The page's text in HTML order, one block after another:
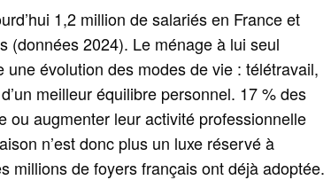
1,2 million de salariés en France et
(données 2024). Le ménage à lui seul
évolution des modes de vie : télétravail,
meilleur équilibre personnel. 17 % des
ou augmenter leur activité professionnelle
n’est donc plus un luxe réservé à
millions de foyers français ont déjà adoptée.